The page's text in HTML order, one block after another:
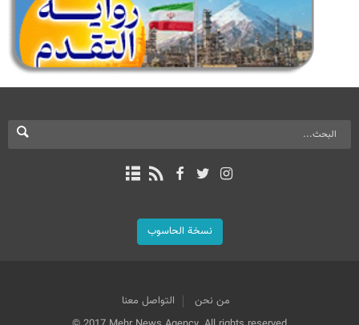
نسخة الحاسوب
من نحن
التواصل معنا